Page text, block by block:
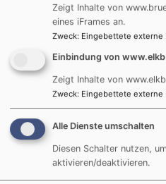
BRÜCKE-Seminarraum war
Migrationsgeschichte
interreligiöser Dialog steht
untrennbar eingewoben in
Aushandlungsprozesse
Gesellschaft in Deutschland
Herausforderungen.
Potential Vielfalt zu
zu stärken, können aber
identitäre Abgrenzung und
Themen wie "Bildungsort
Zeigt Inhalte von
eines iFrames an.
Zweck: Eingebettete externe
Einbindung von
Zeigt Inhalte von
Zweck: Eingebettete externe
Alle Dienste umschalten
Diesen Schalter nutzen,
aktivieren/deaktivieren.